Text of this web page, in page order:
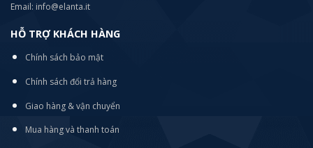
Email: info@elanta.it
HỖ TRỢ KHÁCH HÀNG
Chính sách bảo mật
Chính sách đổi trả hàng
Giao hàng & vận chuyển
Mua hàng và thanh toán